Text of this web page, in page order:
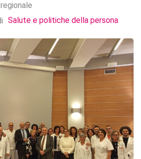
Salute e politiche della persona